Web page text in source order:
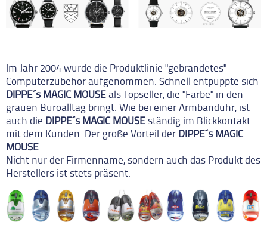
Im Jahr 2004 wurde die Produktlinie "gebrandetes"
Computerzubehör aufgenommen. Schnell entpuppte sich
DIPPE´s MAGIC MOUSEals Topseller, die "Farbe" in den
grauen Büroalltag bringt. Wie bei einer Armbanduhr, ist
auch die DIPPE´s MAGIC MOUSE ständig im Blickkontakt
mit dem Kunden. Der große Vorteil der DIPPE´s MAGIC
MOUSE:
Nicht nur der Firmenname, sondern auch das Produkt des
Herstellers ist stets präsent.